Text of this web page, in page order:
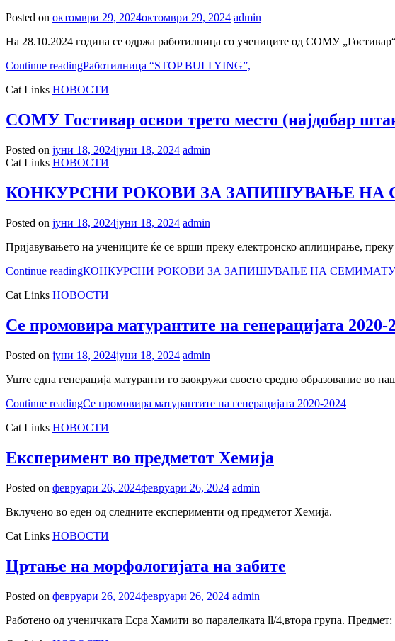
Posted on октомври 29, 2024октомври 29, 2024 admin
На 28.10.2024 година се одржа работилница со учениците од СОМУ
Continue readingРаботилница “STOP BULLYING”,
Cat Links НОВОСТИ
СОМУ Гостивар освои трето место (најдобар
Posted on јуни 18, 2024јуни 18, 2024 admin
Cat Links НОВОСТИ
КОНКУРСНИ РОКОВИ ЗА ЗАПИШУВАЊЕ НА
Posted on јуни 18, 2024јуни 18, 2024 admin
Пријавувањето на учениците ќе се врши преку електронско аплицирање,
Continue readingКОНКУРСНИ РОКОВИ ЗА ЗАПИШУВАЊЕ НА
Cat Links НОВОСТИ
Се промовира матурантите на генерацијата 2020-
Posted on јуни 18, 2024јуни 18, 2024 admin
Уште една генерација матуранти го заокружи своето средно образование во
Continue readingСе промовира матурантите на генерацијата 2020-2024
Cat Links НОВОСТИ
Експеримент во предметот Хемија
Posted on февруари 26, 2024февруари 26, 2024 admin
Вклучено во еден од следните експерименти од предметот Хемија.
Cat Links НОВОСТИ
Цртање на морфологијата на забите
Posted on февруари 26, 2024февруари 26, 2024 admin
Работено од ученичката Есра Хамити во паралелката ll/4,втора група.